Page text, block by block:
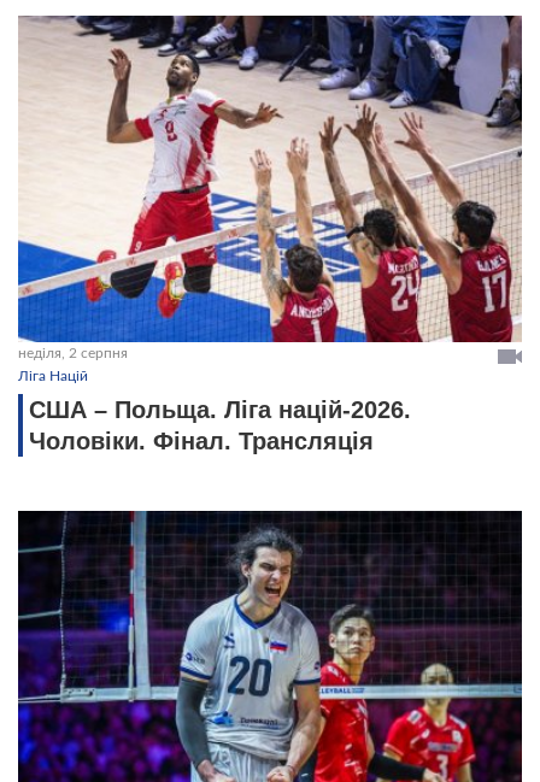
неділя, 2 серпня
Ліга Націй
США – Польща. Ліга націй-2026.
Чоловіки. Фінал. Трансляція